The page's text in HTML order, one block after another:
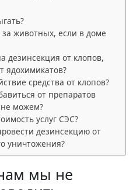
животных, если в доме
дезинсекция от клопов,
ядохимикатов?
средства от клопов?
от препаратов
можем?
услуг СЭС?
дезинсекцию от
уничтожения?
мы не